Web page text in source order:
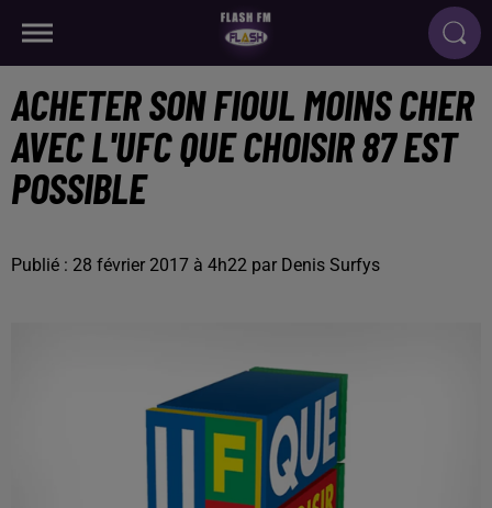
ACHETER SON FIOUL MOINS CHER
AVEC L'UFC QUE CHOISIR 87 EST
POSSIBLE
Publié : 28 février 2017 à 4h22 par Denis Surfys